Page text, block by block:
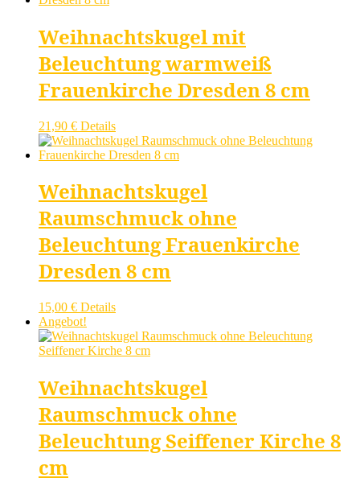
Weihnachtskugel mit
Beleuchtung warmweiß
Frauenkirche Dresden 8 cm
21,90 € Details
Weihnachtskugel
Raumschmuck ohne
Beleuchtung Frauenkirche
Dresden 8 cm
15,00 € Details
Angebot!
Weihnachtskugel
Raumschmuck ohne
Beleuchtung Seiffener Kirche 8
cm